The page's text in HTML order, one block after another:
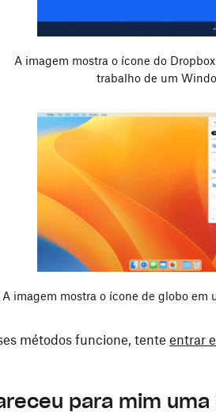
A imagem mostra o ícone do
trabalho de um
A imagem mostra o ícone de globo em
métodos funcione, tente entrar
para mim